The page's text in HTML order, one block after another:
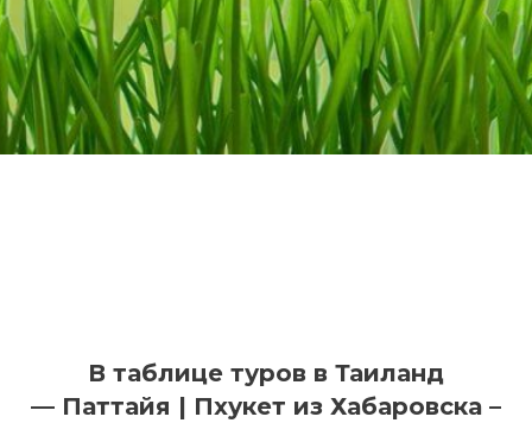
В таблице туров в Таиланд
— Паттайя | Пхукет из Хабаровска –